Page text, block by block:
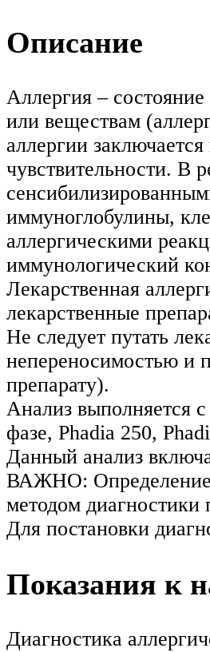
Описание
Аллергия –
или веществам
аллергии
чувствительности. В
иммуноглобулины,
аллергическими
иммунологический
Лекарственная
лекарственные
Не следует путать
непереносимостью и
препарату).
Анализ выполняется
фазе, Phadia 250,
Данный анализ
ВАЖНО: Определение
методом диагностики
Для постановки
Показания к
Диагностика